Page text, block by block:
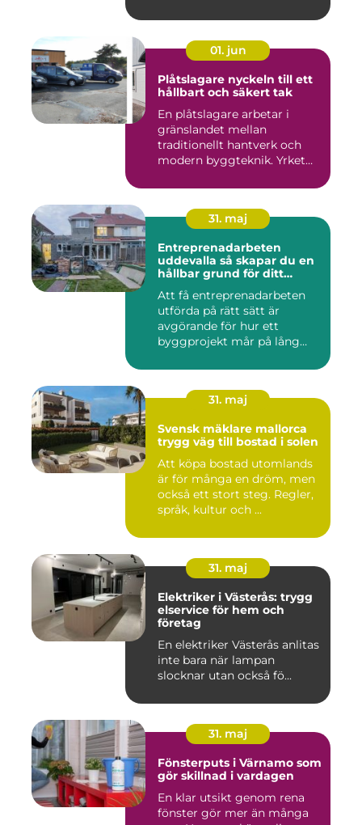
01. jun
Plåtslagare nyckeln till ett
hållbart och säkert tak
En plåtslagare arbetar i
gränslandet mellan
traditionellt hantverk och
modern byggteknik. Yrket
31. maj
Entreprenadarbeten
uddevalla så skapar du en
hållbar grund för ditt
Att få entreprenadarbeten
utförda på rätt sätt är
avgörande för hur ett
byggprojekt mår på lång
31. maj
Svensk mäklare mallorca
trygg väg till bostad i solen
Att köpa bostad utomlands
är för många en dröm, men
också ett stort steg. Regler,
språk, kultur och ...
31. maj
Elektriker i Västerås: trygg
elservice för hem och
företag
En elektriker Västerås anlitas
inte bara när lampan
slocknar utan också fö...
31. maj
Fönsterputs i Värnamo som
gör skillnad i vardagen
En klar utsikt genom rena
fönster gör mer än många